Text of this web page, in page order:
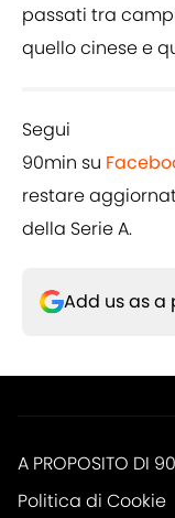
passati tra
quello cinese e
Segui
90min su
restare
della Serie A.
Add us as a
A PROPOSITO DI
Politica di Cookie